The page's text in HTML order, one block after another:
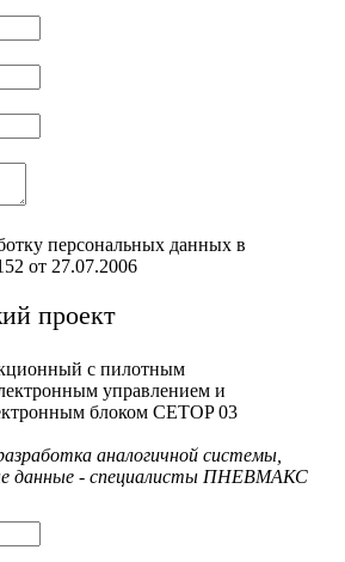
персональных данных в
от 27.07.2006
проект
с пилотным
управлением и
блоком CETOP 03
аналогичной системы,
данные - специалисты ПНЕВМАКС